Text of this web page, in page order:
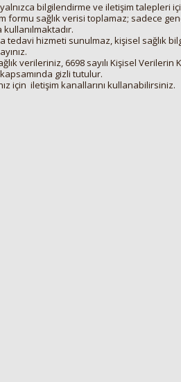
bilgilendirme ve iletişim talepleri
formu sağlık verisi toplamaz; sadece
kullanılmaktadır.
tedavi hizmeti sunulmaz, kişisel sağlık
verileriniz, 6698 sayılı Kişisel Verilerin
gizli tutulur.
için iletişim kanallarını kullanabilirsiniz.